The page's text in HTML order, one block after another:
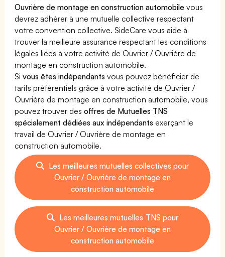
Ouvrière de montage en construction automobile vous
devrez adhérer à une mutuelle collective respectant
votre convention collective. SideCare vous aide à
trouver la meilleure assurance respectant les conditions
légales liées à votre activité de Ouvrier / Ouvrière de
montage en construction automobile.
Sivous êtes indépendants vous pouvez bénéficier de
tarifs préférentiels grâce à votre activité de Ouvrier /
Ouvrière de montage en construction automobile, vous
pouvez trouver desoffres de Mutuelles TNS
spécialement dédiées aux indépendants exerçant le
travail de Ouvrier / Ouvrière de montage en
construction automobile.
Les meilleures mutuelles collectives pour
Ouvrier / Ouvrière de montage en
construction automobile
Les meilleures mutuelles TNS pour
Ouvrier / Ouvrière de montage en
construction automobile